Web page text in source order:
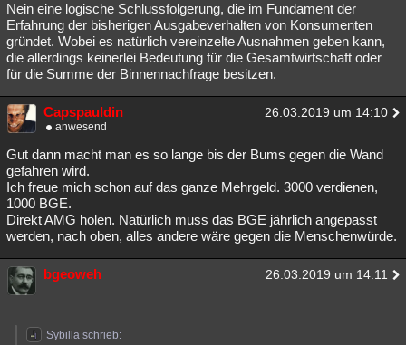
Nein eine logische Schlussfolgerung, die im Fundament der
Erfahrung der bisherigen Ausgabeverhalten von Konsumenten
gründet. Wobei es natürlich vereinzelte Ausnahmen geben kann,
die allerdings keinerlei Bedeutung für die Gesamtwirtschaft oder
für die Summe der Binnennachfrage besitzen.
Capspauldin 26.03.2019 um 14:10
anwesend
Gut dann macht man es so lange bis der Bums gegen die Wand
gefahren wird.
Ich freue mich schon auf das ganze Mehrgeld. 3000 verdienen,
1000 BGE.
Direkt AMG holen. Natürlich muss das BGE jährlich angepasst
werden, nach oben, alles andere wäre gegen die Menschenwürde.
bgeoweh 26.03.2019 um 14:11
Sybilla schrieb: